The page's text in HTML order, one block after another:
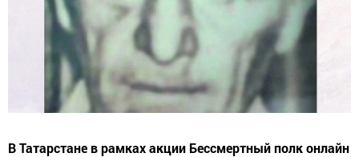
В Татарстане в рамках акции Бессмертный полк онлайн